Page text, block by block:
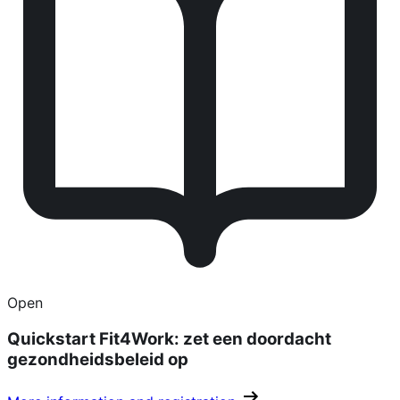
Open
Quickstart Fit4Work: zet een doordacht
gezondheidsbeleid op